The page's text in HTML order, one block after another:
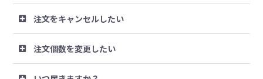
注文をキャンセルしたい
注文個数を変更したい